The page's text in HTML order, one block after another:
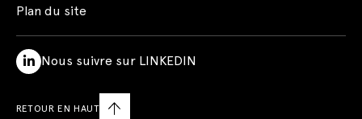
Plan du site
Nous suivre sur LINKEDIN
RETOUR EN HAUT